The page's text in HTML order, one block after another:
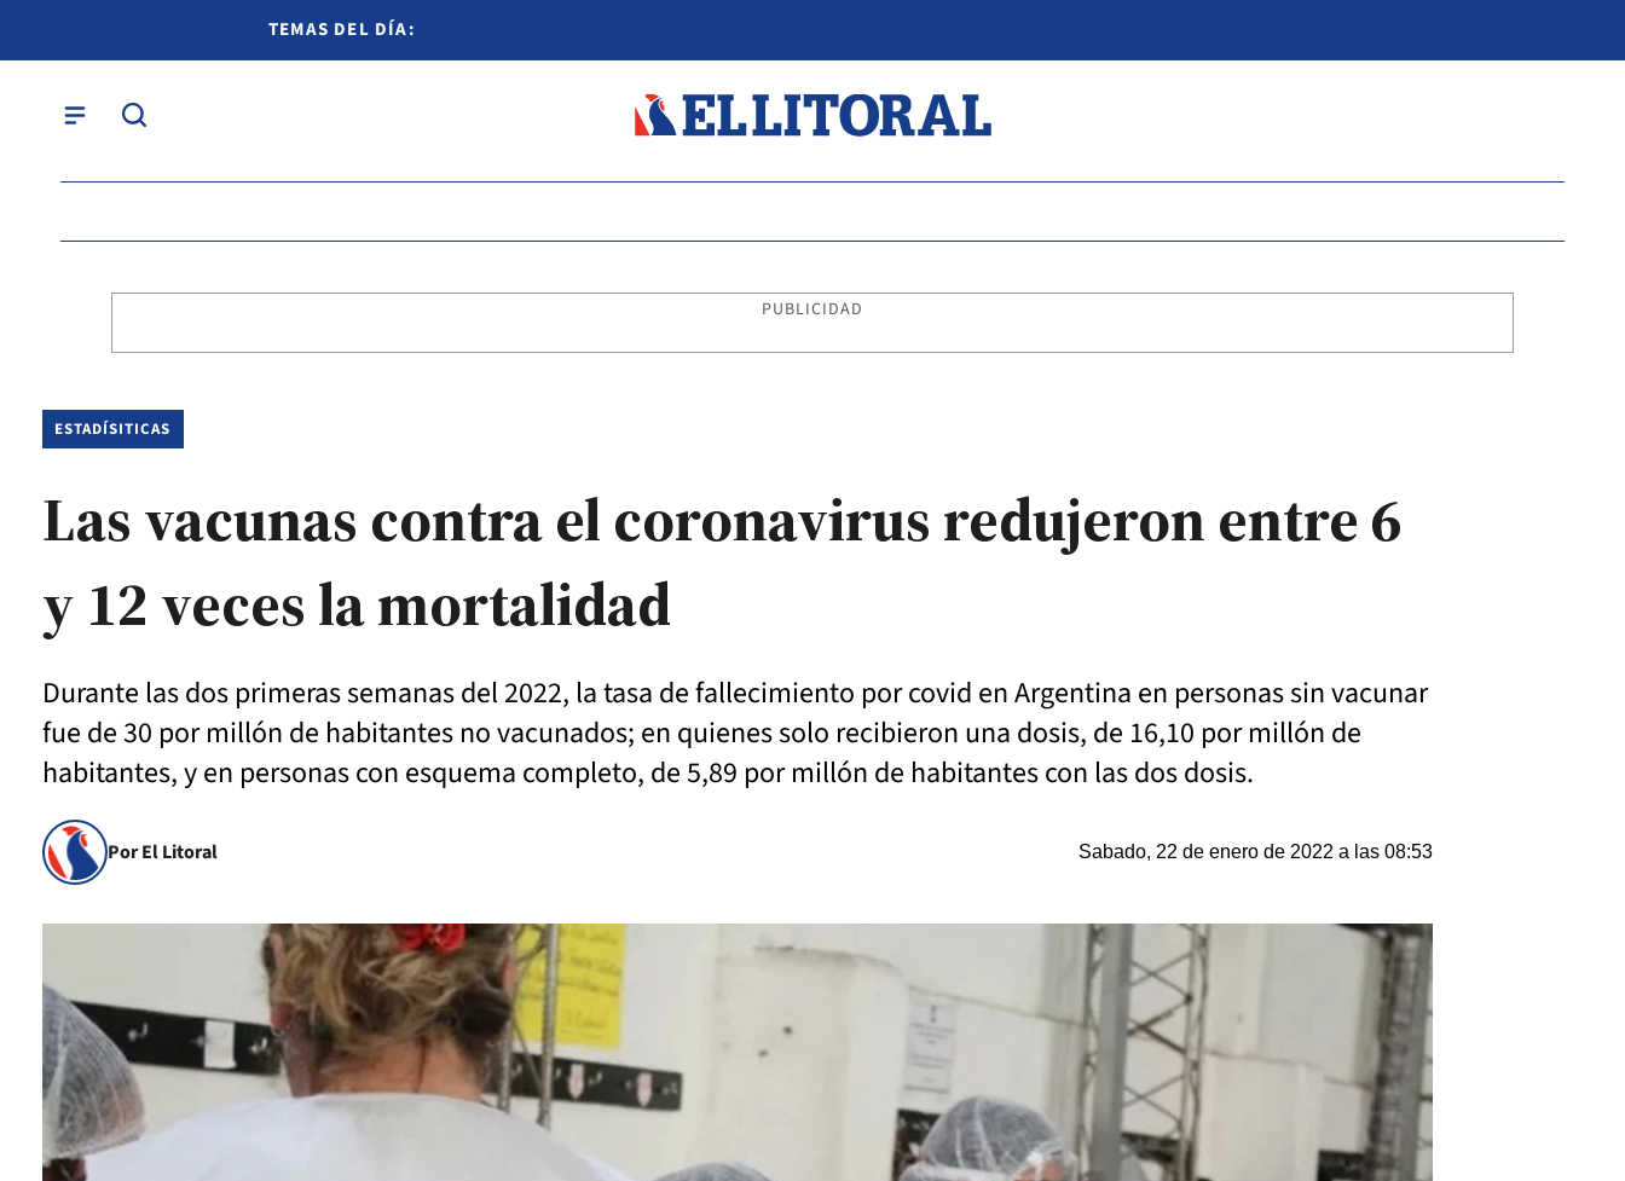
TEMAS DEL DÍA:
PUBLICIDAD
ESTADÍSITICAS
Las vacunas contra el coronavirus redujeron entre 6
y 12 veces la mortalidad
Durante las dos primeras semanas del 2022, la tasa de fallecimiento por covid en Argentina en personas sin vacunar
fue de 30 por millón de habitantes no vacunados; en quienes solo recibieron una dosis, de 16,10 por millón de
habitantes, y en personas con esquema completo, de 5,89 por millón de habitantes con las dos dosis.
Por El Litoral Sabado, 22 de enero de 2022 a las 08:53